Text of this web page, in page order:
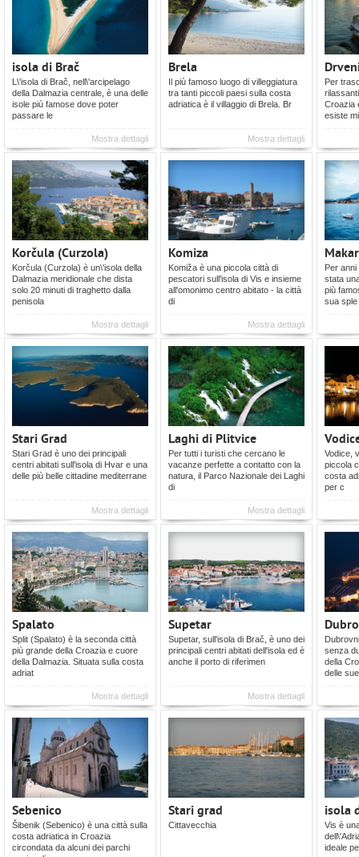
isola di Brač
L\'isola di Brač, nell\'arcipelago
della Dalmazia centrale, è una delle
isole più famose dove poter
passare le
Mostra dettagli
Brela
Il più famoso luogo di villeggiatura
tra tanti piccoli paesi sulla costa
adriatica è il villaggio di Brela. Br
Mostra dettagli
Per
Croazia
esiste
Korčula (Curzola)
Korčula (Curzola) è un\'isola della
Dalmazia meridionale che dista
solo 20 minuti di traghetto dalla
penisola
Mostra dettagli
Komiza
Komiža è una piccola città di
pescatori sull'isola di Vis e insieme
all'omonimo centro abitato - la città
di
Mostra dettagli
Per
stata
più
sua sple
Stari Grad
Stari Grad è uno dei principali
centri abitati sull'isola di Hvar e una
delle più belle cittadine mediterrane
Mostra dettagli
Laghi di Plitvice
Per tutti i turisti che cercano le
vacanze perfette a contatto con la
natura, il Parco Nazionale dei Laghi
di
Mostra dettagli
Vodice,
piccola
costa
per c
Spalato
Split (Spalato) è la seconda città
più grande della Croazia e cuore
della Dalmazia. Situata sulla costa
adriat
Mostra dettagli
Supetar
Supetar, sull'isola di Brač, è uno dei
principali centri abitati dell'isola ed è
anche il porto di riferimen
Mostra dettagli
senza
della
delle
Sebenico
Šibenik (Sebenico) è una città sulla
costa adriatica in Croazia
circondata da alcuni dei parchi
Stari grad
Cittavecchia
isola
Vis è
ideale